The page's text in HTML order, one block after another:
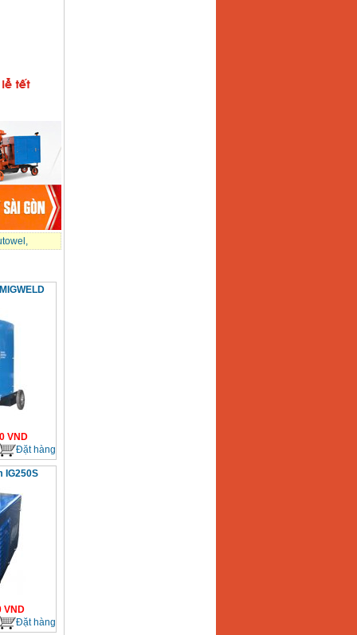
,
VND
Đặt hàng
IG250S
VND
Đặt hàng